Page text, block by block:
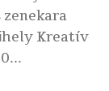
zenekara
Kreatív